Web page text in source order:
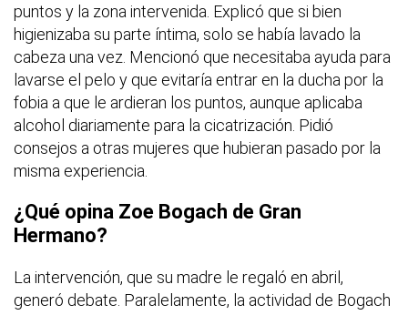
puntos y la zona intervenida. Explicó que si bien
higienizaba su parte íntima, solo se había lavado la
cabeza una vez. Mencionó que necesitaba ayuda para
lavarse el pelo y que evitaría entrar en la ducha por la
fobia a que le ardieran los puntos, aunque aplicaba
alcohol diariamente para la cicatrización. Pidió
consejos a otras mujeres que hubieran pasado por la
misma experiencia.
¿Qué opina Zoe Bogach de Gran
Hermano?
La intervención, que su madre le regaló en abril,
generó debate. Paralelamente, la actividad de Bogach